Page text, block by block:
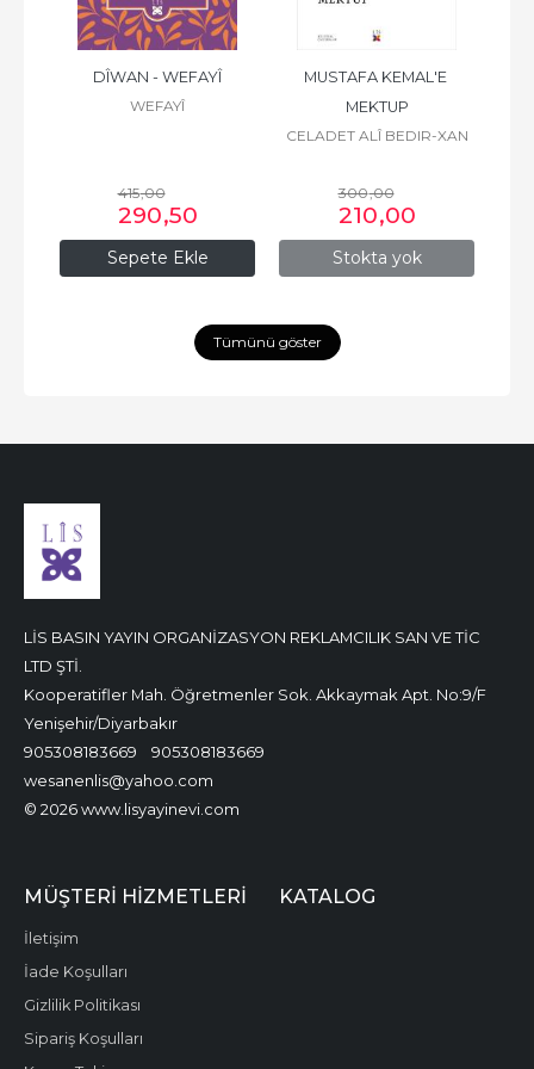
Sepete Ekle
DÎWAN - WEFAYÎ
WEFAYÎ
415,00
290,50
Stokta yok
MUSTAFA KEMAL'E
MEKTUP
CELADET ALÎ BEDIR-XAN
300,00
210,00
Tümünü göster
LİS BASIN YAYIN ORGANİZASYON REKLAMCILIK SAN VE TİC
LTD ŞTİ.
Kooperatifler Mah. Öğretmenler Sok. Akkaymak Apt. No:9/F
Yenişehir/Diyarbakır
905308183669
905308183669
wesanenlis@yahoo.com
© 2026 www.lisyayinevi.com
MÜŞTERI HIZMETLERI
İletişim
İade Koşulları
Gizlilik Politikası
Sipariş Koşulları
KATALOG